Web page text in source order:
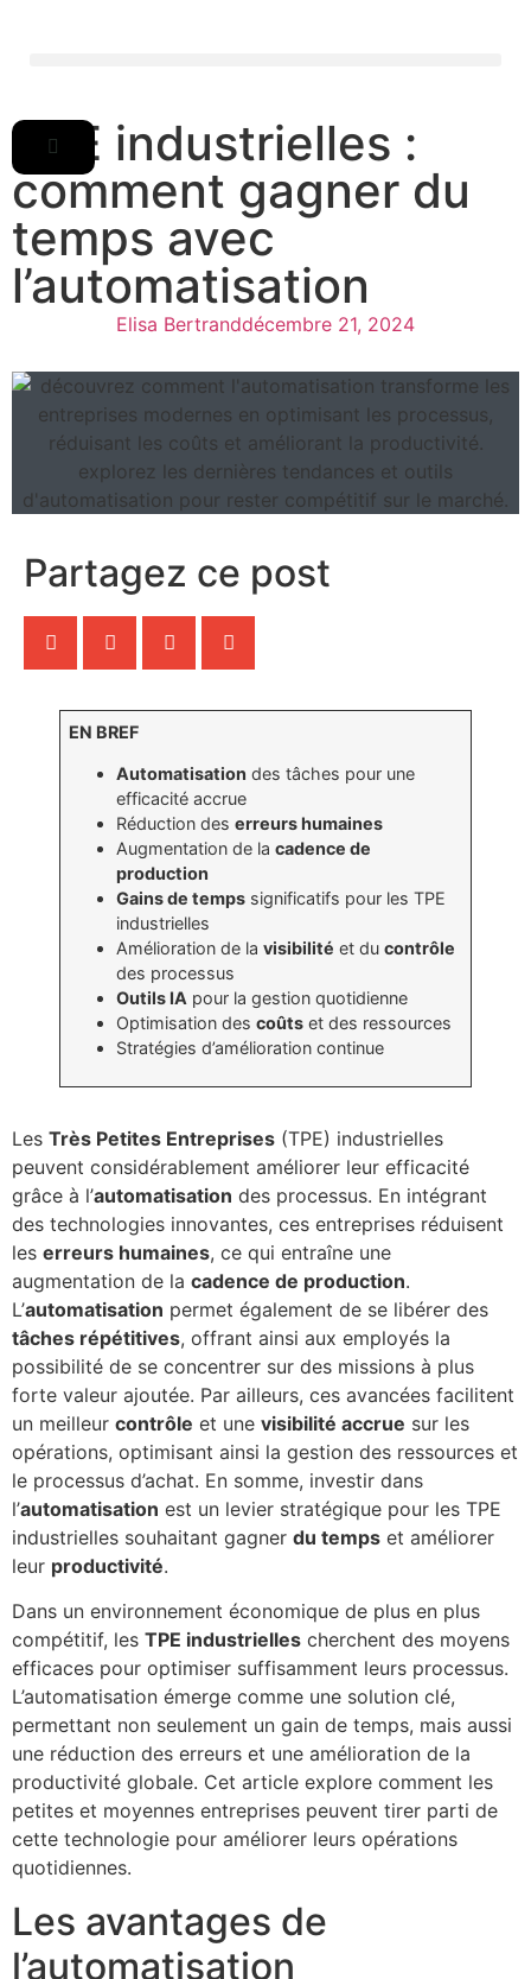
TPE industrielles :
comment gagner du
temps avec
l’automatisation
Elisa Bertranddécembre 21, 2024
Partagez ce post
EN BREF
Automatisation des tâches pour une
efficacité accrue
Réduction deserreurs humaines
Augmentation de lacadence de
production
Gains de temps significatifs pour les TPE
industrielles
Amélioration de lavisibilité et ducontrôle
des processus
Outils IA pour la gestion quotidienne
Optimisation descoûts et des ressources
Stratégies d’amélioration continue
Les Très Petites Entreprises (TPE) industrielles
peuvent considérablement améliorer leur efficacité
grâce à l’automatisation des processus. En intégrant
des technologies innovantes, ces entreprises réduisent
les erreurs humaines, ce qui entraîne une
augmentation de la cadence de production.
L’automatisation permet également de se libérer des
tâches répétitives, offrant ainsi aux employés la
possibilité de se concentrer sur des missions à plus
forte valeur ajoutée. Par ailleurs, ces avancées facilitent
un meilleur contrôle et une visibilité accrue sur les
opérations, optimisant ainsi la gestion des ressources et
le processus d’achat. En somme, investir dans
l’automatisation est un levier stratégique pour les TPE
industrielles souhaitant gagner du temps et améliorer
leur productivité.
Dans un environnement économique de plus en plus
compétitif, les TPE industrielles cherchent des moyens
efficaces pour optimiser suffisamment leurs processus.
L’automatisation émerge comme une solution clé,
permettant non seulement un gain de temps, mais aussi
une réduction des erreurs et une amélioration de la
productivité globale. Cet article explore comment les
petites et moyennes entreprises peuvent tirer parti de
cette technologie pour améliorer leurs opérations
quotidiennes.
Les avantages de
l’automatisation